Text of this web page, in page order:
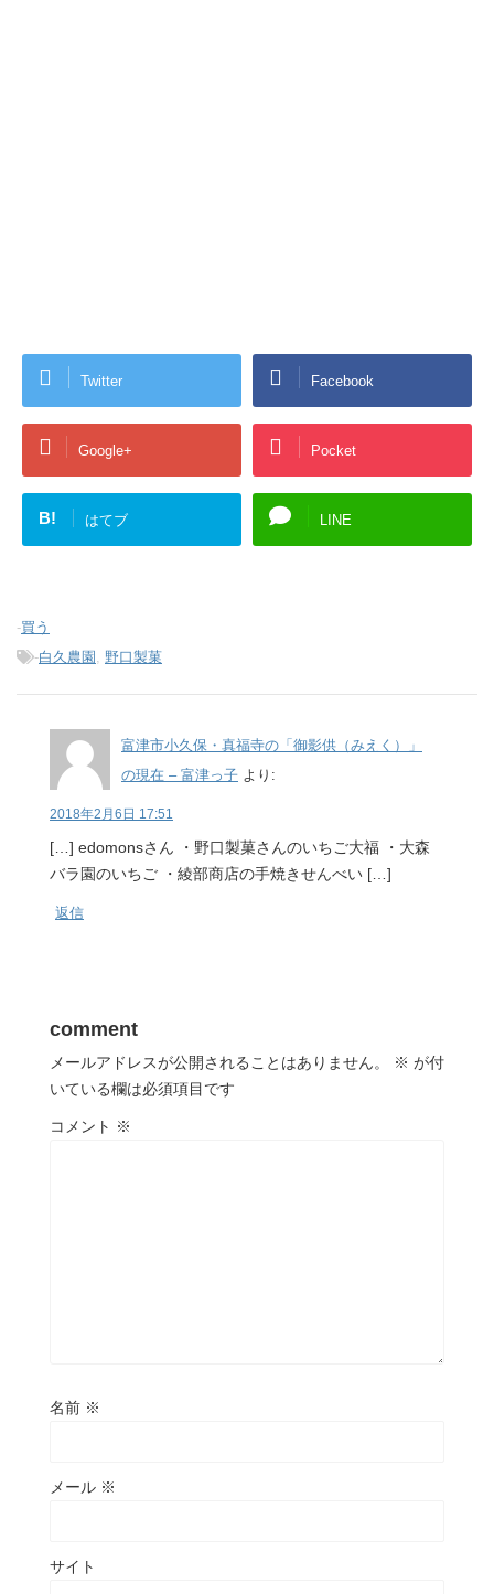
Twitter Facebook
Google+ Pocket
B! はてブ LINE
-買う
-白久農園 , 野口製菓
富津市小久保・真福寺の「御影供（みえく）」
の現在 – 富津っ子 より:
2018年2月6日 17:51
[…] edomonsさん ・野口製菓さんのいちご大福 ・大森
バラ園のいちご ・綾部商店の手焼きせんべい […]
返信
comment
メールアドレスが公開されることはありません。 ※ が付
いている欄は必須項目です
コメント ※
名前 ※
メール ※
サイト